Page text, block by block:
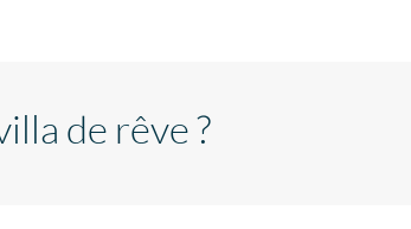
de rêve ?